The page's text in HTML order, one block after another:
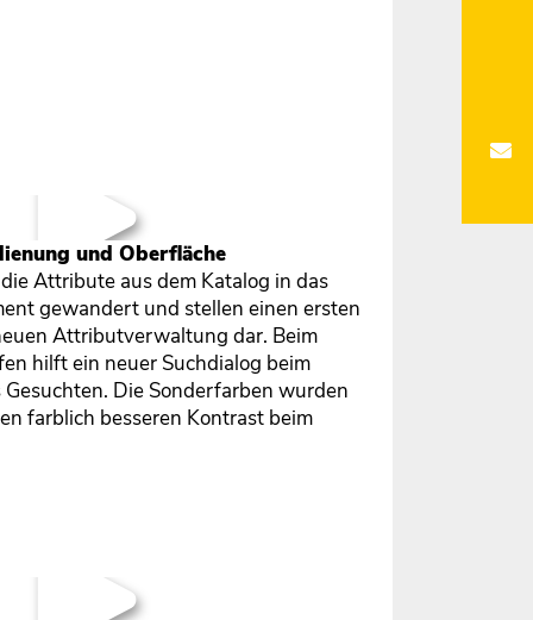
und Oberfläche
Attribute aus dem Katalog in das
gewandert und stellen einen ersten
Attributverwaltung dar. Beim
hilft ein neuer Suchdialog beim
Die Sonderfarben wurden
farblich besseren Kontrast beim